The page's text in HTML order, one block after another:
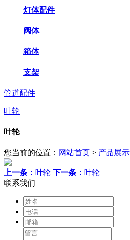
灯体配件
阀体
箱体
支架
管道配件
叶轮
叶轮
您当前的位置： 网站首页 > 产品展示
上一条： 叶轮 下一条： 叶轮
联系我们